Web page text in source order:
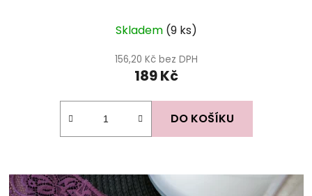
Skladem (9 ks)
156,20 Kč bez DPH
189 Kč
DO KOŠÍKU